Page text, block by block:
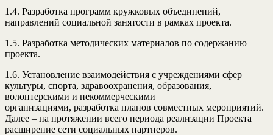
1.4. Разработка программ кружковых объединений,
направлений социальной занятости в рамках проекта.
1.5. Разработка методических материалов по содержанию
проекта.
1.6. Установление взаимодействия с учреждениями сфер
культуры, спорта, здравоохранения, образования,
волонтерскими и некоммерческими
организациями, разработка планов совместных мероприятий.
Далее – на протяжении всего периода реализации Проекта
расширение сети социальных партнеров.